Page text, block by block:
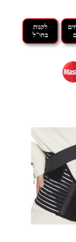
לקנות
בחו"ל